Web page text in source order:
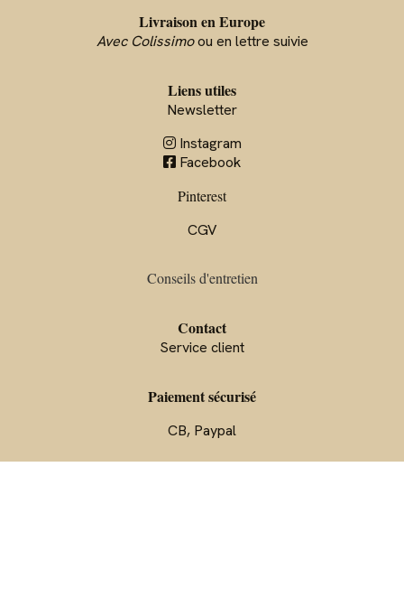
Livraison en Europe
Avec Colissimoou en lettre suivie
Liens utiles
Newsletter
Instagram
 Facebook
Pinterest
CGV
Conseils d'entretien
Contact
Service client
Paiement sécurisé
CB, Paypal